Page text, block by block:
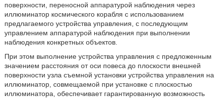
поверхности, переносной аппаратурой наблюдения через
иллюминатор космического корабля с использованием
предлагаемого устройства управления, с последующим
управлением аппаратурой наблюдения при выполнении
наблюдения конкретных объектов.
При этом выполнение устройства управления с предложенным
значением расстояния от оси повеса до плоскости внешней
поверхности узла съемной установки устройства управления на
иллюминатор, совмещаемой при установке с плоскостью
иллюминатора, обеспечивает гарантированную возможность